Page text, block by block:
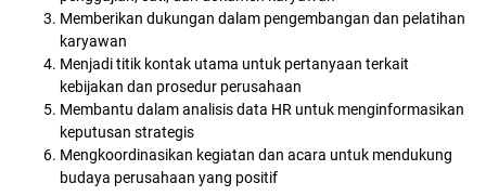
Memberikan dukungan dalam pengembangan dan pelatihan
karyawan
Menjadi titik kontak utama untuk pertanyaan terkait
kebijakan dan prosedur perusahaan
Membantu dalam analisis data HR untuk menginformasikan
keputusan strategis
Mengkoordinasikan kegiatan dan acara untuk mendukung
budaya perusahaan yang positif